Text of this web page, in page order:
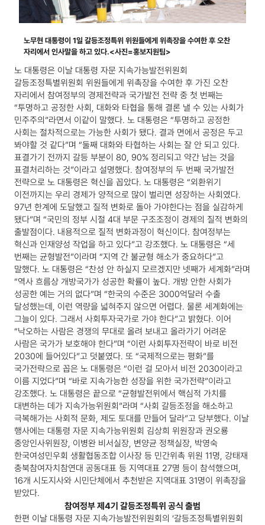
노무현 대통령이 1일 갈등조정특위 위원들에게 위촉장을 수여한 후 오찬
자리에서 인사말을 하고 있다.<사진=홍보지원팀>
노 대통령은 이날 대통령 자문 지속가능발전위원회
갈등조정특별위원회 위원들에게 위촉장을 수여한 후 가진 오찬
자리에서 참여정부의 경제전략과 국가발전 전략 중 첫 번째는
“투명하고 공정한 사회, 대화와 타협을 통해 결론 낼 수 있는 사회가
민주주의”라면서 이같이 말했다. 노 대통령은 “투명하고 공정한
사회는 절차적으로는 가능한 사회가 됐다. 결과 면에서 공정은 두고
봐야할 것 같다”며 “둘째 대화와 타협하는 사회는 잘 안 되고 있다.
표결가기 전까지 갈등 부분이 80, 90% 정리되고 약간 남는 것을
표결처리하는 것”이라고 설명했다. 참여정부의 두 번째 국가발전
전략으로 노 대통령은 혁신을 꼽았다. 노 대통령은 “외환위기
이전까지는 우리 경제가 양적으로 많이 벌리면 성장하는 사회였다.
97년 한계에 도달했고 질적 변화로 돌아 가야한다는 점을 실감하게
됐다”며 “국민의 정부 시절 4대 부문 구조조정이 경제의 질적 변화의
출발점이다. 내용적으로 질적 변화과정이 혁신이다. 참여정부는
혁신과 인재양성 작업을 하고 있다”고 강조했다. 노 대통령은 “세
번째는 균형발전”이라며 “지역 간 불균형 해소가 중요하다”고
말했다. 노 대통령은 “찬성 안 하실지 모르겠지만 넷째가 세계화”라며
“역사 흐름상 개방국가가 성공한 확률이 높다. 개방 안한 사회가
성공한 예는 거의 없다”며 “한국의 수준은 3000억달러 수출
달성했는데, 이런 역량을 넓혀주지 않으면 어렵다. 물론 세계화에는
그늘이 있다. 그래서 사회투자국가로 가야 한다”고 밝혔다. 이어
“낙오하는 사람은 경쟁의 무대로 올려 보내고 올라가기 어려운
사람은 국가가 보호해야 한다”며 “이런 사회투자전략이 바로 비전
2030에 들어있다”고 덧붙였다. 또 “국제적으로는 평화”를
국가전략으로 꼽은 노 대통령은 “이런 걸 모아서 비전 2030이라고
이름 지었다”며 “바로 지속가능한 성장을 위한 국가전략”이라고
강조했다. 노 대통령은 끝으로 “균형발전위에서 핵심적 가치를
대변하는 데가 지속가능위원회”라며 “사회 갈등조정을 해소하고
극복해가는 사회적 문화, 제도 토대를 만들어 달라”고 당부했다. 이날
행사에는 대통령 자문 지속가능위원회 김상희 위원장과 권오룡
중앙인사위원장, 이병완 비서실장, 변양균 정책실장, 박영숙
한국여성민우회 생활협동조합 이사장 등 민간위촉 위원 11명, 강태재
충북참여자치참연대 공동대표 등 지역대표 27명 등이 참석했으며,
16개 시도지사와 시민단체에서 추천받은 지역대표 31명이 위촉장을
받았다.
참여정부 제4기 갈등조정특위 공식 출범
한편 이날 대통령 자문 지속가능발전위원회의 ‘갈등조정특별위원회